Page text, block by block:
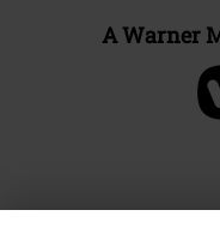
A Warner